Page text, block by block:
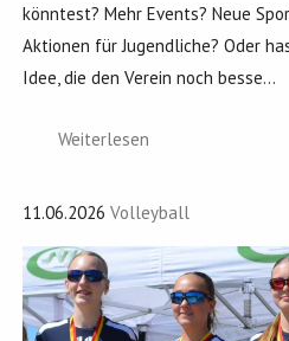
könntest? Mehr Events? Neue
Aktionen für Jugendliche? Oder
Idee, die den Verein noch besse...
Weiterlesen
11.06.2026 Volleyball